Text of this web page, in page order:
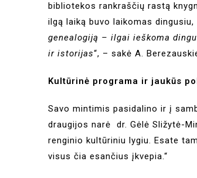
bibliotekos rankraščių rastą
ilgą laiką buvo laikomas
genealogiją – ilgai ieškoma
ir istorijas“, – sakė A.
Kultūrinė programa ir jaukūs
Savo mintimis pasidalino ir į
draugijos narė dr. Gėlė Sližytė-
renginio kultūriniu lygiu. Esate
visus čia esančius įkvepia.“